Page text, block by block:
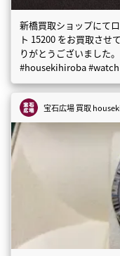
新橋買取ショップにて
ト 15200 をお買取させ
りがとうございました
#housekihiroba #watch
宝石広場 買取